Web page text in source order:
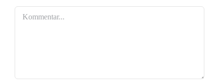
Kommentar